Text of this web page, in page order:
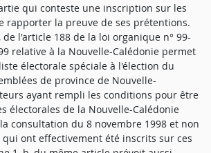
qui conteste une inscription sur les
rapporter la preuve de ses prétentions.
de l'article 188 de la loi organique n° 99-
relative à la Nouvelle-Calédonie permet
électorale spéciale à l'élection du
de province de Nouvelle-
ayant rempli les conditions pour être
électorales de la Nouvelle-Calédonie
consultation du 8 novembre 1998 et non
ont effectivement été inscrits sur ces